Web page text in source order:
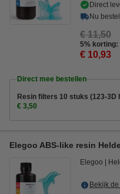
Direct
Nu
€ 11,50
5% korting:
€ 10,93
Direct mee bestellen
Resin filters 10 stuks (123-3D
€ 3,50
Elegoo ABS-like resin
Elegoo
Bekijk